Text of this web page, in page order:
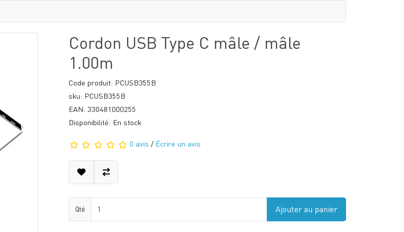
Cordon USB Type C mâle / mâle
1.00m
Code produit: PCUSB355B
sku: PCUSB355B
EAN: 330481000255
Disponibilité: En stock
0 avis / Écrire un avis
Qté Ajouter au panier